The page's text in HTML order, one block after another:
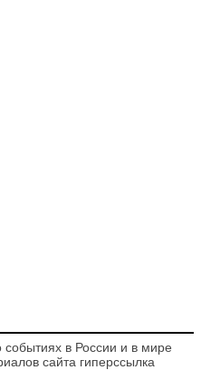
в России и в мире
сайта гиперссылка